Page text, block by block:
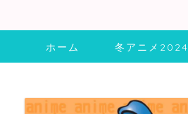
ホーム 冬アニメ2024